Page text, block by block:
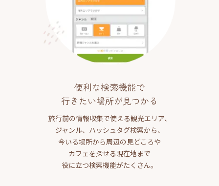
便利な検索機能で
行きたい場所が見つかる
旅行前の情報収集で使える観光エリア、
ジャンル、ハッシュタグ検索から、
今いる場所から周辺の見どころや
カフェを探せる現在地まで
役に立つ検索機能がたくさん。